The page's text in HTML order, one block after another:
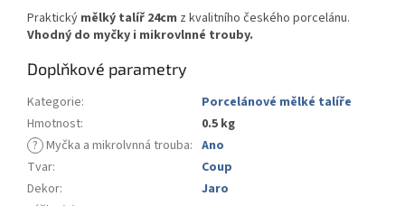
Praktický mělký talíř 24cm z kvalitního českého porcelánu.
Vhodný do myčky i mikrovlnné trouby.
Doplňkové parametry
Kategorie:
Porcelánové mělké talíře
Hmotnost:
0.5 kg
? Myčka a mikrolvnná trouba: Ano
Tvar:
Coup
Dekor:
Jaro